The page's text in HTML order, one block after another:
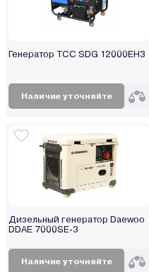
Hammer
Hanskonner
Hitachi
Husqvarna (Хускварна)
Huter
Hyundai
Impakt
Jasic
Генератор TCC SDG 12000EH3
Наличие уточняйте
Дизельный генератор Daewoo
DDAE 7000SE-3
Наличие уточняйте